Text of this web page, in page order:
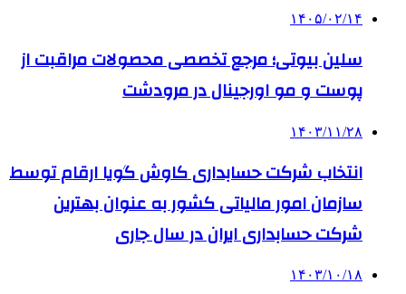
۱۴۰۵/۰۲/۱۴
سلین بیوتی؛ مرجع تخصصی محصولات مراقبت از
پوست و مو اورجینال در مرودشت
۱۴۰۳/۱۱/۲۸
انتخاب شرکت حسابداری کاوش گویا ارقام توسط
سازمان امور مالیاتی کشور به عنوان بهترین
شرکت حسابداری ایران در سال جاری
۱۴۰۳/۱۰/۱۸